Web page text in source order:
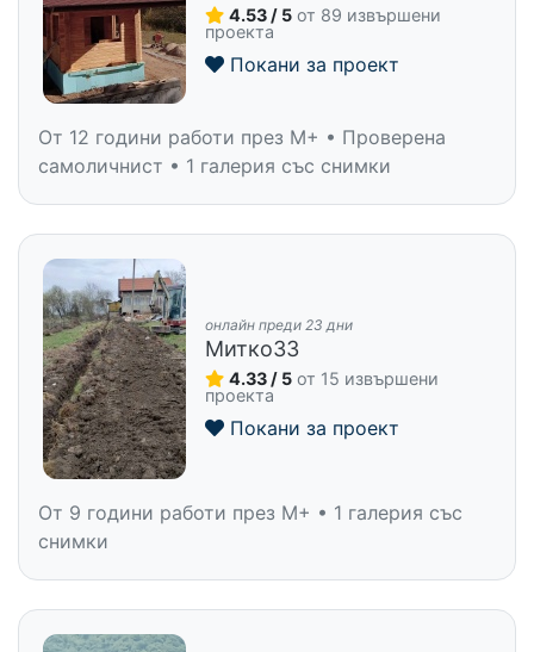
4.53 / 5 от 89 извършени
проекта
Покани за проект
От 12 години работи през M+ • Проверена
самоличнист • 1 галерия със снимки
онлайн преди 23 дни
Митко33
4.33 / 5 от 15 извършени
проекта
Покани за проект
От 9 години работи през M+ • 1 галерия със
снимки